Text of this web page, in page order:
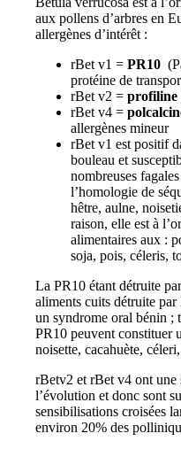
aux pollens d’arbres en
allergènes d’intérêt :
rBet v1 = PR10
protéine de
rBet v2 = profiline
rBet v4 =
allergènes mineur
rBet v1 est positif
bouleau et
nombreuses
l’homologie de
hêtre, aulne,
raison, elle est à
alimentaires aux :
soja, pois, céleris,
La PR10 étant détruite
aliments cuits détruite par
un syndrome oral bénin ;
PR10 peuvent constituer
noisette, cacahuète,
rBetv2 et rBet v4 ont une
l’évolution et donc sont
sensibilisations croisées
environ 20% des